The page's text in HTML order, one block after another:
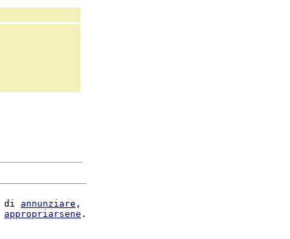
di annunziare ,
appropriarsene